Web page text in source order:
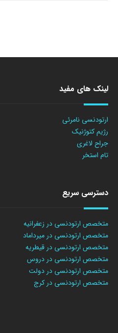
لینک های مفید
ارتودنسی نامرئی
رژیم کتوژنیک
جراح لاغری
تام استخر
دسترسی سریع
متخصص ارتودنسی در زعفرانیه
متخصص ارتودنسی در میرداماد
متخصص ارتودنسی در قیطریه
متخصص ارتودنسی در دروس
متخصص ارتودنسی در دولت
متخصص ارتودنسی در کرج